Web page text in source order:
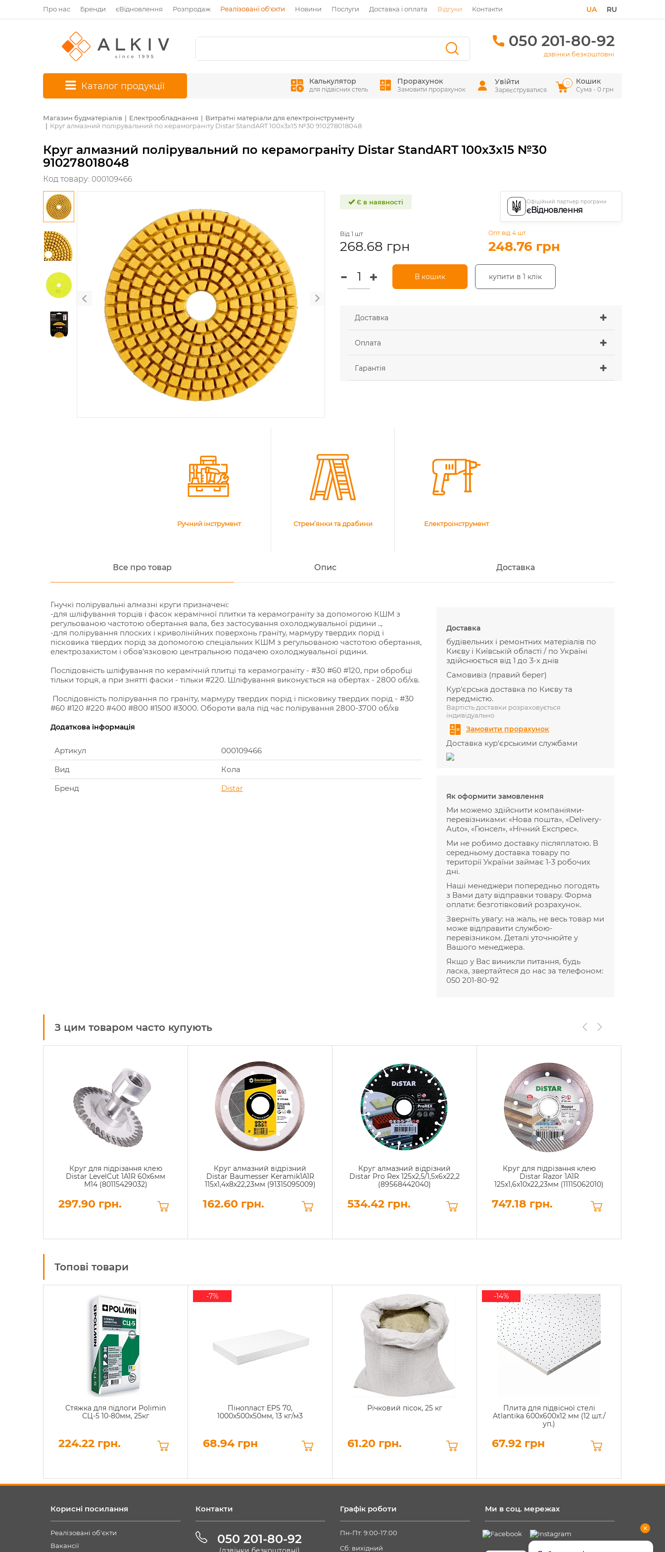
Про нас Бренди єВідновлення Розпродаж Реалізовані об'єкти Новини Послуги Доставка і оплата Відгуки Контакти RU
UA
050 201-80-92
дзвінки безкоштовні
Каталог продукції Калькулятор
для підвісних стель
Прорахунок
Замовити прорахунок
Увійти
Зареєструватися
Кошик
Сума - 0 грн
0
Магазин будматеріалів Електрообладнання
Витратні матеріали для електроінструменту
Круг алмазний полірувальний по керамограніту Distar StandART 100x3x15 №30 910278018048
Круг алмазний полірувальний по керамограніту Distar StandART 100x3x15 №30
910278018048
Код товару: 000109466
Є в наявності Офіційний партнер програми
єВідновлення
Від 1 шт
268.68 грн
Опт від 4 шт
248.76 грн
В кошик купити в 1 клік
Доставка
Оплата
Гарантія
Ручний інструмент Стрем’янки та драбини Електроінструмент
Все про товар Опис Доставка
Гнучкі полірувальні алмазні круги призначені:
-для шліфування торців і фасок керамічної плитки та керамограніту за допомогою КШМ з
регульованою частотою обертання вала, без застосування охолоджувальної рідини ..,
-для полірування плоских і криволінійних поверхонь граніту, мармуру твердих порід і
пісковика твердих порід за допомогою спеціальних КШМ з регульованою частотою обертання,
електрозахистом і обов'язковою центральною подачею охолоджувальної рідини.
Послідовність шліфування по керамічній плитці та керамограніту - #30 #60 #120, при обробці
тільки торця, а при знятті фаски - тільки #220. Шліфування виконується на обертах - 2800 об/хв.
Послідовність полірування по граніту, мармуру твердих порід і пісковику твердих порід - #30
#60 #120 #220 #400 #800 #1500 #3000. Обороти вала під час полірування 2800-3700 об/хв
Додаткова інформація
Артикул
000109466
Вид
Кола
Бренд
Distar
Доставка
будівельних і ремонтних матеріалів по
Києву і Київській області / по Україні
здійснюється від 1 до 3-х днів
Самовивіз (правий берег)
Кур'єрська доставка по Києву та
передмістю.
Вартість доставки розраховується
індивідуально
Замовити прорахунок
Доставка кур'єрськими службами
Як оформити замовлення
Ми можемо здійснити компаніями-
перевізниками: «Нова пошта», «Delivery-
Auto», «Гюнсел», «Нічний Експрес».
Ми не робимо доставку післяплатою. В
середньому доставка товару по
території України займає 1-3 робочих
дні.
Наші менеджери попередньо погодять
з Вами дату відправки товару. Форма
оплати: безготівковий розрахунок.
Зверніть увагу: на жаль, не весь товар ми
може відправити службою-
перевізником. Деталі уточнюйте у
Вашого менеджера.
Якщо у Вас виникли питання, будь
ласка, звертайтеся до нас за телефоном:
050 201-80-92
З цим товаром часто купують
Круг для підрізання клею
Distar LevelCut 1A1R 60x6мм
M14 (80115429032)
297.90 грн.
Круг алмазний відрізний
Distar Baumesser Keramik1A1R
115x1,4x8x22,23мм (91315095009)
162.60 грн.
Круг алмазний відрізний
Distar Pro Rex 125x2,5/1,5x6x22,2
(89568442040)
534.42 грн.
Круг для підрізання клею
Distar Razor 1A1R
125x1,6x10x22,23мм (11115062010)
747.18 грн.
Топові товари
Стяжка для підлоги Polimin
СЦ-5 10-80мм, 25кг
224.22 грн.
Пінопласт EPS 70,
1000х500х50мм, 13 кг/м3
68.94 грн
-7%
Річковий пісок, 25 кг
61.20 грн.
Плита для підвісної стелі
Atlantika 600x600x12 мм (12 шт./
уп.)
67.92 грн
-14%
Корисні посилання
Реалізовані об'єкти
Вакансії
Контакти
050 201-80-92
Графік роботи
Пн-Пт: 9:00-17:00
Сб: вихідний
Ми в соц. мережах